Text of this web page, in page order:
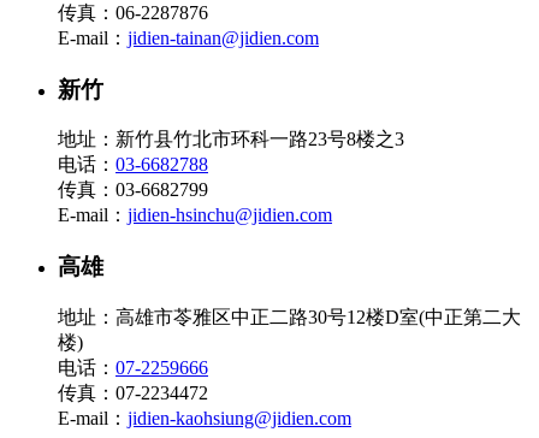
传真：06-2287876
E-mail： jidien-tainan@jidien.com
新竹
地址：新竹县竹北市环科一路23号8楼之3
电话： 03-6682788
传真：03-6682799
E-mail： jidien-hsinchu@jidien.com
高雄
地址：高雄市苓雅区中正二路30号12楼D室(中正第二大
楼)
电话： 07-2259666
传真：07-2234472
E-mail： jidien-kaohsiung@jidien.com